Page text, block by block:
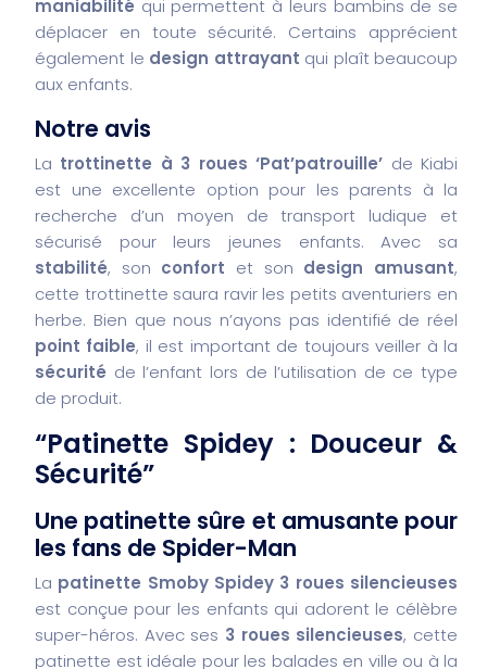
maniabilité qui permettent à leurs bambins de se
déplacer en toute sécurité. Certains apprécient
également le design attrayant qui plaît beaucoup
aux enfants.
Notre avis
La trottinette à 3 roues ‘Pat’patrouille’ de Kiabi
est une excellente option pour les parents à la
recherche d’un moyen de transport ludique et
sécurisé pour leurs jeunes enfants. Avec sa
stabilité, son confort et son design amusant,
cette trottinette saura ravir les petits aventuriers en
herbe. Bien que nous n’ayons pas identifié de réel
point faible, il est important de toujours veiller à la
sécurité de l’enfant lors de l’utilisation de ce type
de produit.
“Patinette Spidey : Douceur &
Sécurité”
Une patinette sûre et amusante pour
les fans de Spider-Man
La patinette Smoby Spidey 3 roues silencieuses
est conçue pour les enfants qui adorent le célèbre
super-héros. Avec ses 3 roues silencieuses, cette
patinette est idéale pour les balades en ville ou à la